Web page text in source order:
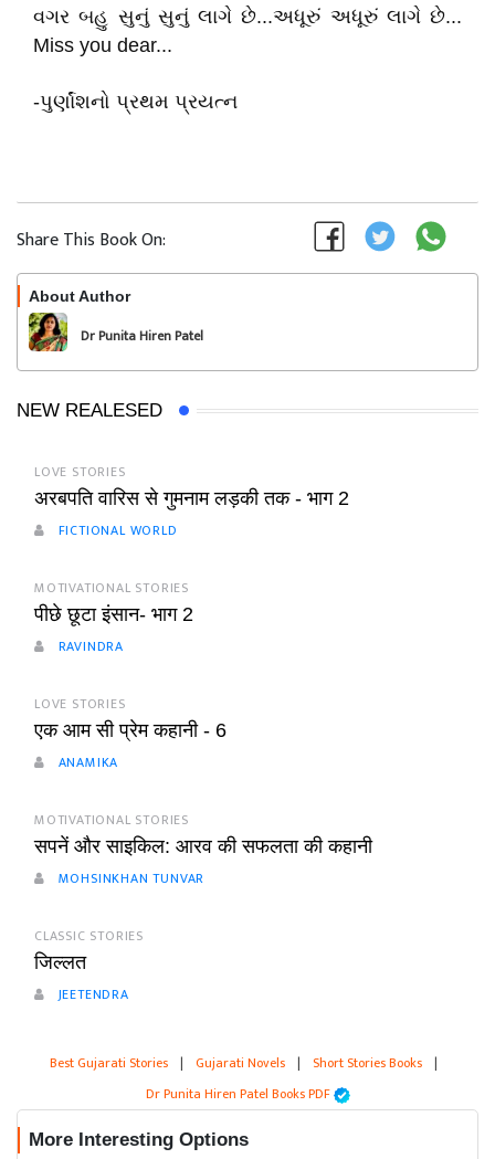
વગર બહુ સુનું સુનું લાગે છે...અધૂરું અધૂરું લાગે છે...
Miss you dear...
-પુર્ણાંશનો પ્રથમ પ્રયત્ન
Share This Book On:
About Author
Dr Punita Hiren Patel
NEW REALESED
LOVE STORIES
अरबपति वारिस से गुमनाम लड़की तक - भाग 2
FICTIONAL WORLD
MOTIVATIONAL STORIES
पीछे छूटा इंसान- भाग 2
RAVINDRA
LOVE STORIES
एक आम सी प्रेम कहानी - 6
ANAMIKA
MOTIVATIONAL STORIES
सपनें और साइकिल: आरव की सफलता की कहानी
MOHSINKHAN TUNVAR
CLASSIC STORIES
जिल्लत
JEETENDRA
Best Gujarati Stories | Gujarati Novels | Short Stories Books |
Dr Punita Hiren Patel Books PDF
More Interesting Options